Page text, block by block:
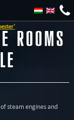
ROOMS
steam engines and